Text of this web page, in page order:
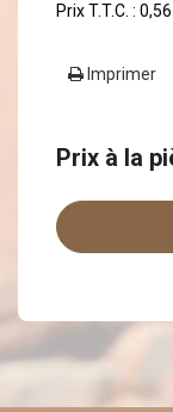
Prix T.T.C. :
Imprimer
Prix à la